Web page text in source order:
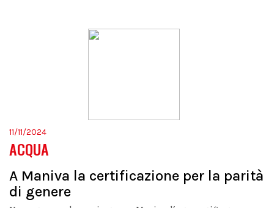
11/11/2024
ACQUA
A Maniva la certificazione per la parità
di genere